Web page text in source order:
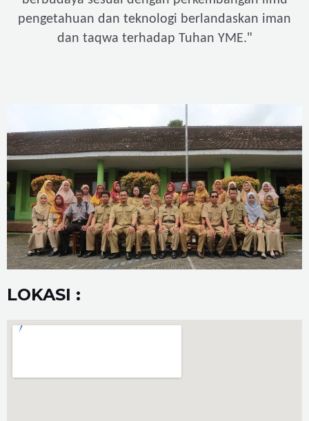
pengetahuan dan teknologi berlandaskan iman
dan taqwa terhadap Tuhan YME."
LOKASI :